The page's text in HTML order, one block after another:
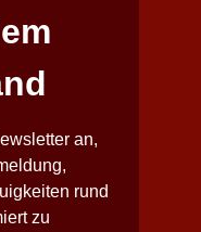
an,
rund
zu